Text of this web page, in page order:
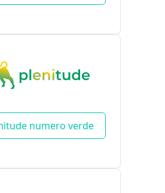
numero verde